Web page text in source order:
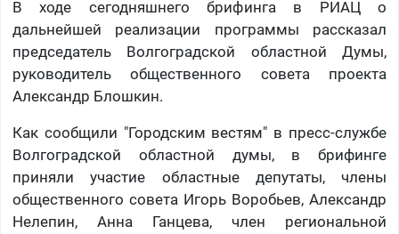
В ходе сегодняшнего брифинга в РИАЦ о
дальнейшей реализации программы рассказал
председатель Волгоградской областной Думы,
руководитель общественного совета проекта
Александр Блошкин.
Как сообщили "Городским вестям" в пресс-службе
Волгоградской областной думы, в брифинге
приняли участие областные депутаты, члены
общественного совета Игорь Воробьев, Александр
Нелепин, Анна Ганцева, член региональной